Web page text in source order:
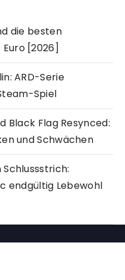
die besten
[2026]
ARD-Serie
Spiel
Black Flag Resynced:
und Schwächen
endgültig Lebewohl